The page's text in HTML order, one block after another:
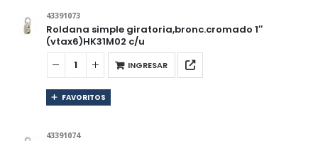
43391073
Roldana simple giratoria,bronc.cromado 1″
(vtax6)HK31M02 c/u
INGRESAR
FAVORITOS
43391074